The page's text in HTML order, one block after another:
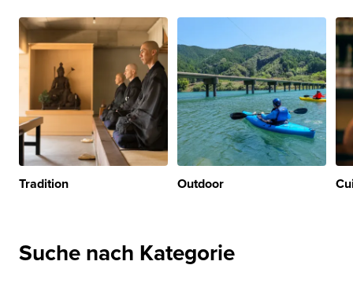
Tradition Outdoor
Suche nach Kategorie